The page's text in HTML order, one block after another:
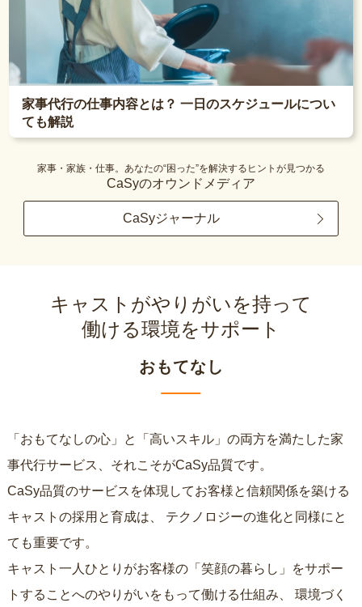
家事代行の仕事内容とは？ 一日のスケジュールについ
ても解説
家事・家族・仕事。あなたの“困った”を解決するヒントが見つかる
CaSyのオウンドメディア
CaSyジャーナル
キャストがやりがいを持って
働ける環境をサポート
おもてなし
「おもてなしの心」と「高いスキル」の両方を満たした家
事代行サービス、それこそがCaSy品質です。
CaSy品質のサービスを体現してお客様と信頼関係を築ける
キャストの採用と育成は、
ても重要です。
キャスト一人ひとりがお客様の「笑顔の暮らし」をサポー
トすることへのやりがいをもって働ける仕組み、